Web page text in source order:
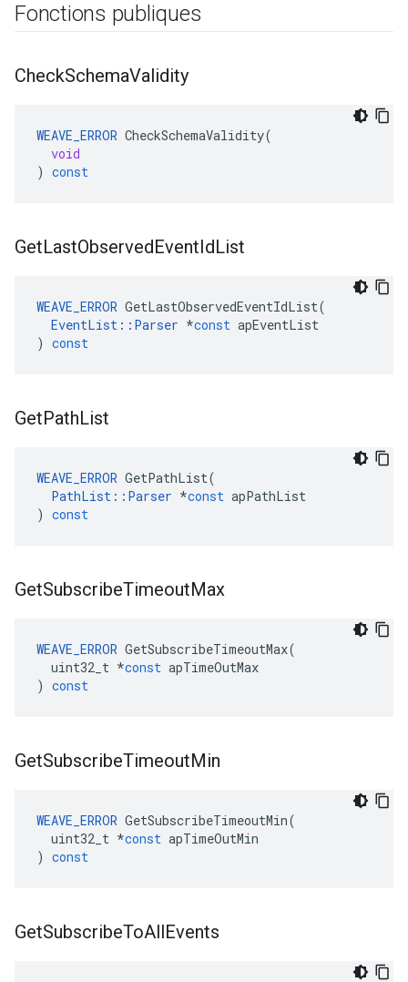
Fonctions publiques
CheckSchemaValidity
WEAVE_ERROR CheckSchemaValidity(
void
) const
GetLastObservedEventIdList
WEAVE_ERROR GetLastObservedEventIdList(
EventList :: Parser *const apEventList
) const
GetPathList
WEAVE_ERROR GetPathList(
PathList :: Parser *const apPathList
) const
GetSubscribeTimeoutMax
WEAVE_ERROR GetSubscribeTimeoutMax(
uint32_t *const apTimeOutMax
) const
GetSubscribeTimeoutMin
WEAVE_ERROR GetSubscribeTimeoutMin(
uint32_t *const apTimeOutMin
) const
GetSubscribeToAllEvents